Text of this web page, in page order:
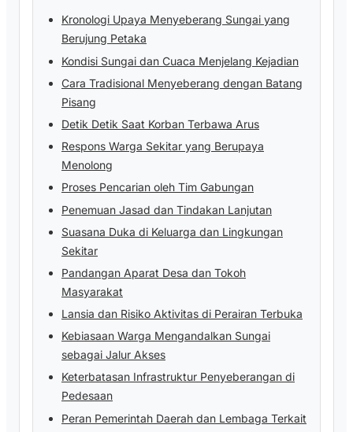
Kronologi Upaya Menyeberang Sungai yang
Berujung Petaka
Kondisi Sungai dan Cuaca Menjelang Kejadian
Cara Tradisional Menyeberang dengan Batang
Pisang
Detik Detik Saat Korban Terbawa Arus
Respons Warga Sekitar yang Berupaya
Menolong
Proses Pencarian oleh Tim Gabungan
Penemuan Jasad dan Tindakan Lanjutan
Suasana Duka di Keluarga dan Lingkungan
Sekitar
Pandangan Aparat Desa dan Tokoh
Masyarakat
Lansia dan Risiko Aktivitas di Perairan Terbuka
Kebiasaan Warga Mengandalkan Sungai
sebagai Jalur Akses
Keterbatasan Infrastruktur Penyeberangan di
Pedesaan
Peran Pemerintah Daerah dan Lembaga Terkait